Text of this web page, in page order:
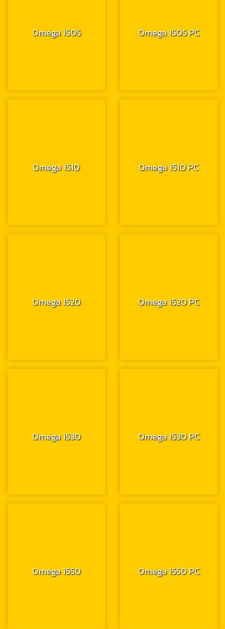
Omega 1505 Omega 1505 PC
Omega 1510 Omega 1510 PC
Omega 1520 Omega 1520 PC
Omega 1530 Omega 1530 PC
Omega 1550 Omega 1550 PC